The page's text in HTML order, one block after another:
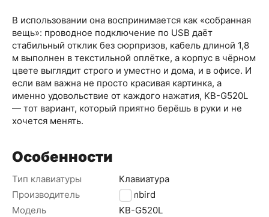
В использовании она воспринимается как «собранная
вещь»: проводное подключение по USB даёт
стабильный отклик без сюрпризов, кабель длиной 1,8
м выполнен в текстильной оплётке, а корпус в чёрном
цвете выглядит строго и уместно и дома, и в офисе. И
если вам важна не просто красивая картинка, а
именно удовольствие от каждого нажатия, KB-G520L
— тот вариант, который приятно берёшь в руки и не
хочется менять.
Особенности
Тип клавиатуры
Клавиатура
Производитель
Gembird
Модель
KB-G520L